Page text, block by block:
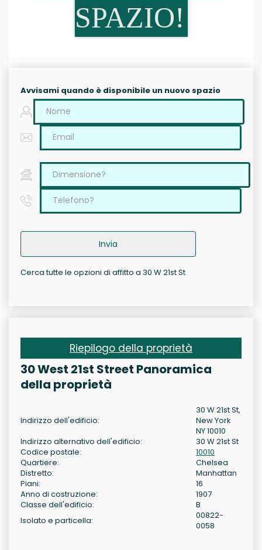
SPAZIO!
Avvisami quando è disponibile un nuovo spazio
Invia
Cerca tutte le opzioni di affitto a 30 W 21st St
Riepilogo della proprietà
30 West 21st Street Panoramica
della proprietà
Indirizzo dell'edificio:
30 W 21st St,
New York
NY 10010
Indirizzo alternativo dell'edificio:
30 W 21st St
Codice postale:
10010
Quartiere:
Chelsea
Distretto:
Manhattan
Piani:
16
Anno di costruzione:
1907
Classe dell'edificio:
B
Isolato e particella:
00822-
0058